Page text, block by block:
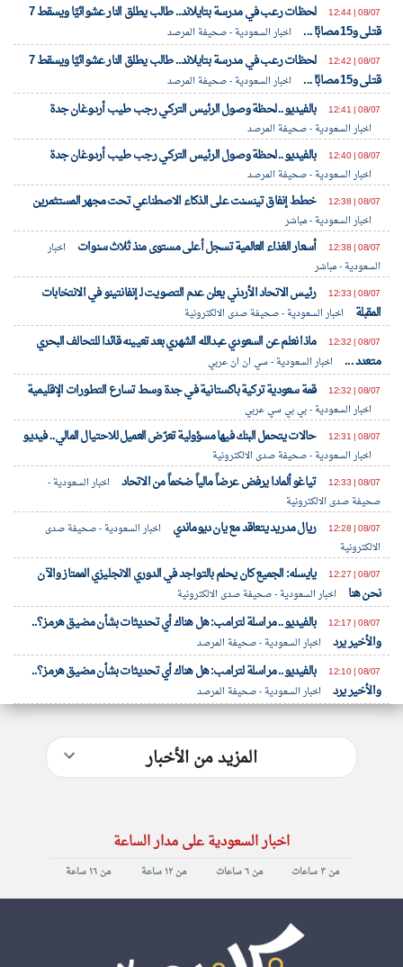
08/07 | 12:44
لحظات رعب في مدرسة بتايلاند.. طالب يطلق النار عشوائيًا ويسقط 7
قتلى و15 مصابًا ...
اخبار السعودية - صحيفة المرصد
08/07 | 12:42
لحظات رعب في مدرسة بتايلاند.. طالب يطلق النار عشوائيًا ويسقط 7
قتلى و15 مصابًا ...
اخبار السعودية - صحيفة المرصد
08/07 | 12:41
بالفيديو.. لحظة وصول الرئيس التركي رجب طيب أردوغان جدة
اخبار السعودية - صحيفة المرصد
08/07 | 12:40
بالفيديو.. لحظة وصول الرئيس التركي رجب طيب أردوغان جدة
اخبار السعودية - صحيفة المرصد
08/07 | 12:38
خطط إنفاق تينسنت على الذكاء الاصطناعي تحت مجهر المستثمرين
اخبار السعودية - مباشر
08/07 | 12:38
أسعار الغذاء العالمية تسجل أعلى مستوى منذ ثلاث سنوات
اخبار
السعودية - مباشر
08/07 | 12:33
رئيس الاتحاد الأردني يعلن عدم التصويت لـ إنفانتينو في الانتخابات
المقبلة
اخبار السعودية - صحيفة صدى الالكترونية
08/07 | 12:32
ماذا نعلم عن السعودي عبدالله الشهري بعد تعيينه قائدا للتحالف البحري
متعدد ...
اخبار السعودية - سي ان ان عربي
08/07 | 12:32
قمة سعودية تركية باكستانية في جدة وسط تسارع التطورات الإقليمية
اخبار السعودية - بي بي سي عربي
08/07 | 12:31
حالات يتحمل البنك فيها مسؤولية تعرّض العميل للاحتيال المالي.. فيديو
اخبار السعودية - صحيفة صدى الالكترونية
08/07 | 12:33
تياغو ألمادا يرفض عرضاً مالياً ضخماً من الاتحاد
اخبار السعودية -
صحيفة صدى الالكترونية
08/07 | 12:28
ريال مدريد يتعاقد مع يان ديوماندي
اخبار السعودية - صحيفة صدى
الالكترونية
08/07 | 12:27
يايسله: الجميع كان يحلم بالتواجد في الدوري الانجليزي الممتاز والآن
نحن هنا
اخبار السعودية - صحيفة صدى الالكترونية
08/07 | 12:17
بالفيديو.. مراسلة لترامب: هل هناك أي تحديثات بشأن مضيق هرمز؟..
والأخير يرد
اخبار السعودية - صحيفة المرصد
08/07 | 12:10
بالفيديو.. مراسلة لترامب: هل هناك أي تحديثات بشأن مضيق هرمز؟..
والأخير يرد
اخبار السعودية - صحيفة المرصد
المزيد من الأخبار
اخبار السعودية على مدار الساعة
من ٣ ساعات من ٦ ساعات من ١٢ ساعة من ١٦ ساعة